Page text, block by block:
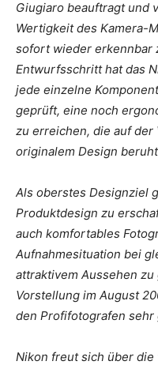
Giugiaro beauftragt und
Wertigkeit des Kamera-
sofort wieder erkennbar
Entwurfsschritt hat das
jede einzelne
geprüft, eine noch
zu erreichen, die auf der
originalem Design
Als oberstes Designziel
Produktdesign zu
auch komfortables
Aufnahmesituation bei
attraktivem Aussehen
Vorstellung im August
den Profifotografen
Nikon freut sich über